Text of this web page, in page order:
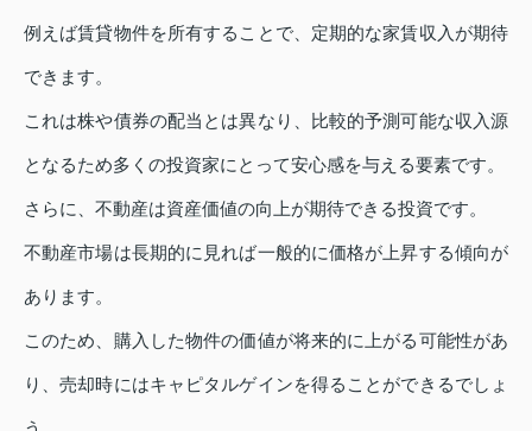
例えば賃貸物件を所有することで、定期的な家賃収入が期待
できます。
これは株や債券の配当とは異なり、比較的予測可能な収入源
となるため多くの投資家にとって安心感を与える要素です。
さらに、不動産は資産価値の向上が期待できる投資です。
不動産市場は長期的に見れば一般的に価格が上昇する傾向が
あります。
このため、購入した物件の価値が将来的に上がる可能性があ
り、売却時にはキャピタルゲインを得ることができるでしょ